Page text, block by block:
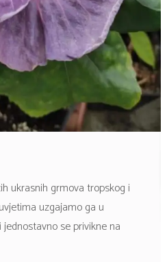
ukrasnih grmova tropskog i
uzgajamo ga u
se privikne na